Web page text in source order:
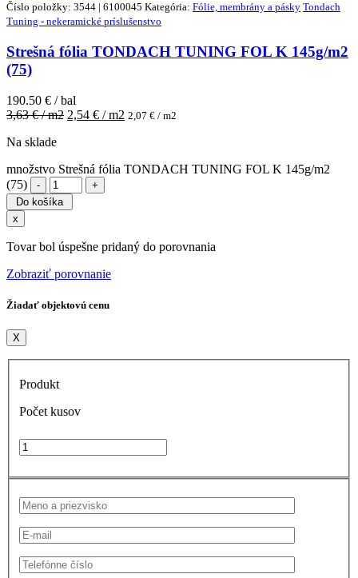
Číslo položky: 3544 | 6100045 Kategória: Fólie, membrány a pásky Tondach
Tuning - nekeramické príslušenstvo
Strešná fólia TONDACH TUNING FOL K 145g/m2
(75)
190.50 € / bal
3,63€ / m2 2,54 € / m2 2,07 € / m2
Na sklade
množstvo Strešná fólia TONDACH TUNING FOL K 145g/m2
(75)
Do košíka
x
Tovar bol úspešne pridaný do porovnania
Zobraziť porovnanie
Žiadať objektovú cenu
X
Produkt
Počet kusov